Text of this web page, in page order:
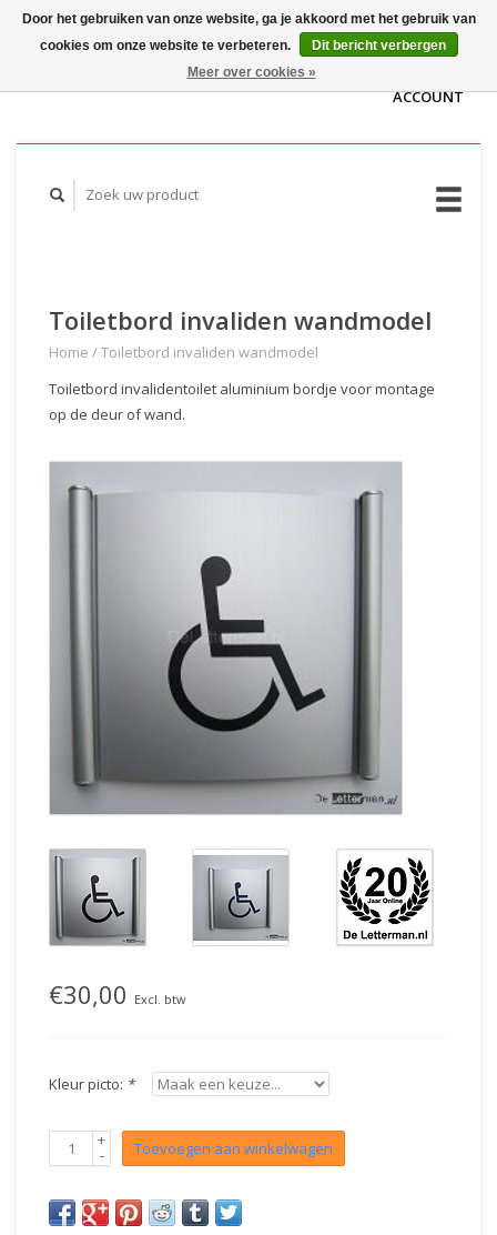
WINKELWAGEN
ACCOUNT
Toiletbord invaliden wandmodel
Home /Toiletbord invaliden wandmodel
Toiletbord invalidentoilet aluminium bordje voor montage
op de deur of wand.
€30,00 Excl. btw
Kleur picto: *
+
- Toevoegen aan winkelwagen
Door het gebruiken van onze website, ga je akkoord met het gebruik van
cookies om onze website te verbeteren.
Dit bericht verbergen
Meer over cookies »